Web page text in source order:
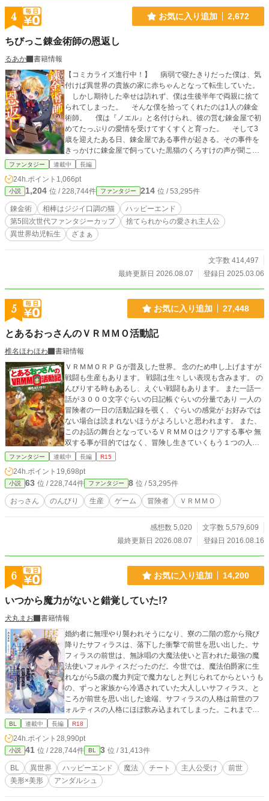
4 お気に入り追加 2,672
ちびっこ錬金術師の恩返し
るあか
書籍情報
【コミカライズ進行中！】 病弱で寝たきりだった僕は、気
付けば異世界の貴族の家に赤ちゃんとなって転生していた。
しかし期待した幸せは訪れず、僕は生後半年で両親に捨て
られてしまった。 そんな僕を拾ってくれたのは1人の錬金
術師。 僕は『ノエル』と名付けられ、彼の営む錬金屋で初
めてたっぷりの愛情を受けてすくすくと育った。 そして3
歳を迎えたある日、錬金屋である事件が起きる。その事件を
きっかけに錬金屋で飼っていた黒猫のくろすけの声が聞こえ
るようになり、僕には超能力のスキルと膨大な魔力があるこ
は彼に弟子入りをして、錬金術を覚えることに。 個性豊か
な3人の冒険者と、お父さんの錬金したアイテムの納品先であ
る道具屋さん。 僕は彼らに優しく見守られながら、次々に
お父さんに訪れる災難をこっそり解決していく。 全ては、
大好きなお父さんとのいつも通りの平穏な毎日のために。 ー
ーーー ・2025年アルファポリス「第5回次世代ファンタジー
刊行 ・2026年3月9日 2巻刊行 ・2026年7月8日 3巻刊行
・旧題：赤ちゃん錬金術師の恩返し
ファンタジー 連載中 長編
24h.ポイント 1,066pt
小説 1,204 位 / 228,744件 ファンタジー 214 位 / 53,295件
錬金術 相棒はジジイ口調の猫
ハッピーエンド
第5回次世代ファンタジーカップ
捨てられからの愛され主人公
異世界幼児転生
ざまぁ
文字数 414,497
最終更新日 2026.08.07
登録日 2025.03.06
5 お気に入り追加 27,448
とあるおっさんのＶＲＭＭＯ活動記
椎名ほわほわ
書籍情報
ＶＲＭＭＯＲＰＧが普及した世界。 念のため申し上げますが
戦闘も生産もあります。 戦闘は生々しい表現も含みます。 の
んびりする時もあるし、えぐい戦闘もあります。 また一話一
話が３０００文字ぐらいの日記帳ぐらいの分量であり 一人の
冒険者の一日の活動記録を覗く、ぐらいの感覚が お好みでは
ない場合は読まれないほうがよろしいと思われます。 また、
このお話の舞台となっているＶＲＭＭＯはクリアする事や 無
双する事が目的ではなく、冒険し生きていくもう１つの人生
が テーマとなっているＶＲＭＭＯですので、極端に戦闘続き
変化することもございませんので、そのようなお話がお好み
の方は読まれないほうが良いと思われます。
ファンタジー 連載中 長編 R15
24h.ポイント 19,698pt
小説 63 位 / 228,744件 ファンタジー 8 位 / 53,295件
おっさん のんびり 生産 ゲーム 冒険者 ＶＲＭＭＯ
感想数 5,020
文字数 5,579,609
最終更新日 2026.08.07
登録日 2016.08.16
6 お気に入り追加 14,200
いつから魔力がないと錯覚していた!?
犬丸まお
書籍情報
婚約者に無理やり襲われそうになり、寮の二階の窓から飛び
降りたサフィラスは、落下した衝撃で前世を思い出した。サ
フィラスの前世は、無詠唱の大魔法使いと言われた最強の魔
法使いフォルティスだったのだ。今世では、魔法伯爵家に生
れながら5歳の魔力判定で魔力なしと判じられてからというも
の、ずっと家族から冷遇されていた大人しいサフィラス。と
ころが前世を思い出した途端、サフィラスの人格は前世のフ
ォルティスの人格にほぼ飲み込まれてしまった。これまでの
可哀想なサフィラスよ、さようなら。これからは我慢も自重
福と無敵の魔法で、これまで虐げられてきたサフィラスは人
生を謳歌することを決意する！主人公が1ミリもピンチに陥ら
ないお気楽な話です。恋愛＆ラブHは物語後半に予定。
BL 連載中 長編 R18
24h.ポイント 28,990pt
小説 41 位 / 228,744件 BL 3 位 / 31,413件
BL 異世界 ハッピーエンド 魔法 チート 主人公受け
前世
美形×美形
アンダルシュ